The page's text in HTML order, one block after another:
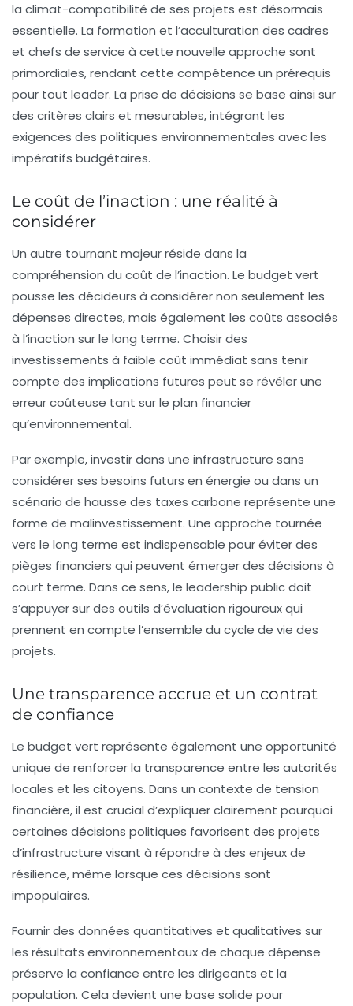
la climat-compatibilité de ses projets est désormais
essentielle. La formation et l’acculturation des cadres
et chefs de service à cette nouvelle approche sont
primordiales, rendant cette compétence un prérequis
pour tout leader. La prise de décisions se base ainsi sur
des critères clairs et mesurables, intégrant les
exigences des politiques environnementales avec les
impératifs budgétaires.
Le coût de l’inaction : une réalité à
considérer
Un autre tournant majeur réside dans la
compréhension du coût de l’inaction. Le budget vert
pousse les décideurs à considérer non seulement les
dépenses directes, mais également les coûts associés
à l’inaction sur le long terme. Choisir des
investissements à faible coût immédiat sans tenir
compte des implications futures peut se révéler une
erreur coûteuse tant sur le plan financier
qu’environnemental.
Par exemple, investir dans une infrastructure sans
considérer ses besoins futurs en énergie ou dans un
scénario de hausse des taxes carbone représente une
forme de malinvestissement. Une approche tournée
vers le long terme est indispensable pour éviter des
pièges financiers qui peuvent émerger des décisions à
court terme. Dans ce sens, le leadership public doit
s’appuyer sur des outils d’évaluation rigoureux qui
prennent en compte l’ensemble du cycle de vie des
projets.
Une transparence accrue et un contrat
de confiance
Le budget vert représente également une opportunité
unique de renforcer la transparence entre les autorités
locales et les citoyens. Dans un contexte de tension
financière, il est crucial d’expliquer clairement pourquoi
certaines décisions politiques favorisent des projets
d’infrastructure visant à répondre à des enjeux de
résilience, même lorsque ces décisions sont
impopulaires.
Fournir des données quantitatives et qualitatives sur
les résultats environnementaux de chaque dépense
préserve la confiance entre les dirigeants et la
population. Cela devient une base solide pour